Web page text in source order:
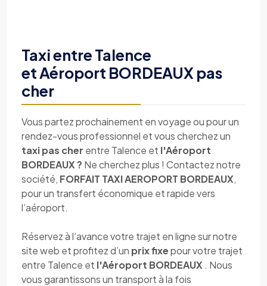
Taxi entre Talence
et Aéroport BORDEAUX pas
cher
Vous partez prochainement en voyage ou pour un
rendez-vous professionnel et vous cherchez un
taxi pas cher entre Talence et l'Aéroport
BORDEAUX ? Ne cherchez plus ! Contactez notre
société, FORFAIT TAXI AEROPORT BORDEAUX,
pour un transfert économique et rapide vers
l’aéroport.
Réservez à l’avance votre trajet en ligne sur notre
site web et profitez d’un prix fixepour votre trajet
entre Talence et l'Aéroport BORDEAUX . Nous
vous garantissons un transport à la fois